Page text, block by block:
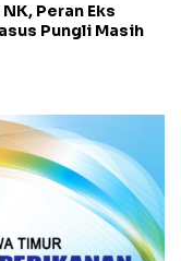
Peran Eks
Pungli Masih